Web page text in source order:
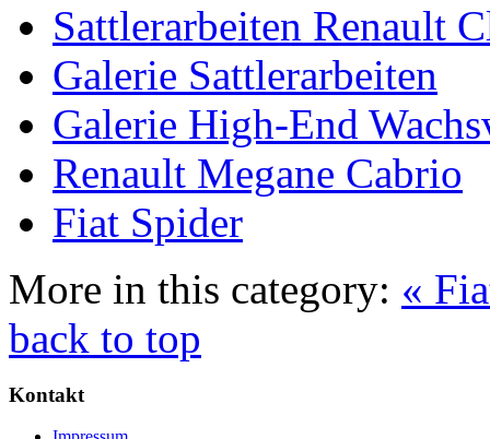
Sattlerarbeiten Renault
Galerie Sattlerarbeiten
Galerie High-End
Renault Megane Cabrio
Fiat Spider
More in this category: «
back to top
Kontakt